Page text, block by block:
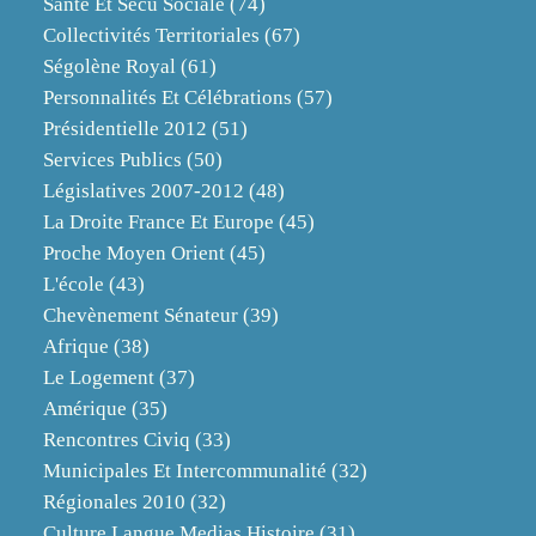
Collectivités Territoriales (67)
Ségolène Royal (61)
Personnalités Et Célébrations (57)
Présidentielle 2012 (51)
Services Publics (50)
Législatives 2007-2012 (48)
La Droite France Et Europe (45)
Proche Moyen Orient (45)
L'école (43)
Chevènement Sénateur (39)
Afrique (38)
Le Logement (37)
Amérique (35)
Rencontres Civiq (33)
Municipales Et Intercommunalité (32)
Régionales 2010 (32)